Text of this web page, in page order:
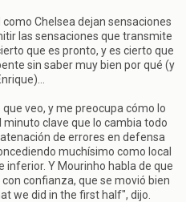
Chelsea dejan sensaciones
las sensaciones que transmite
que es pronto, y es cierto que
sin saber muy bien por qué (y
veo, y me preocupa cómo lo
clave que lo cambia todo
de errores en defensa
muchísimo como local
Y Mourinho habla de que
confianza, que se movió bien
we did in the first half", dijo.